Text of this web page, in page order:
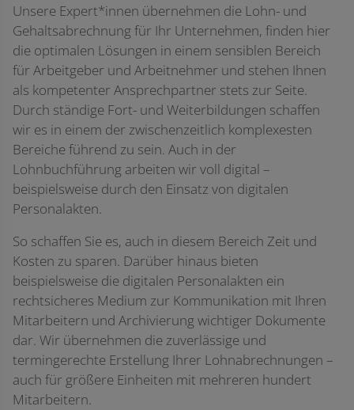
Unsere Expert*innen übernehmen die Lohn- und
Gehaltsabrechnung für Ihr Unternehmen, finden hier
die optimalen Lösungen in einem sensiblen Bereich
für Arbeitgeber und Arbeitnehmer und stehen Ihnen
als kompetenter Ansprechpartner stets zur Seite.
Durch ständige Fort- und Weiterbildungen schaffen
wir es in einem der zwischenzeitlich komplexesten
Bereiche führend zu sein. Auch in der
Lohnbuchführung arbeiten wir voll digital –
beispielsweise durch den Einsatz von digitalen
Personalakten.
So schaffen Sie es, auch in diesem Bereich Zeit und
Kosten zu sparen. Darüber hinaus bieten
beispielsweise die digitalen Personalakten ein
rechtsicheres Medium zur Kommunikation mit Ihren
Mitarbeitern und Archivierung wichtiger Dokumente
dar. Wir übernehmen die zuverlässige und
termingerechte Erstellung Ihrer Lohnabrechnungen –
auch für größere Einheiten mit mehreren hundert
Mitarbeitern.